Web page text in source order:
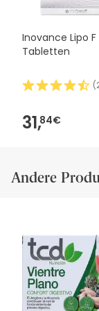
Inovance Lipo F
Tabletten
(
31,84€
Andere